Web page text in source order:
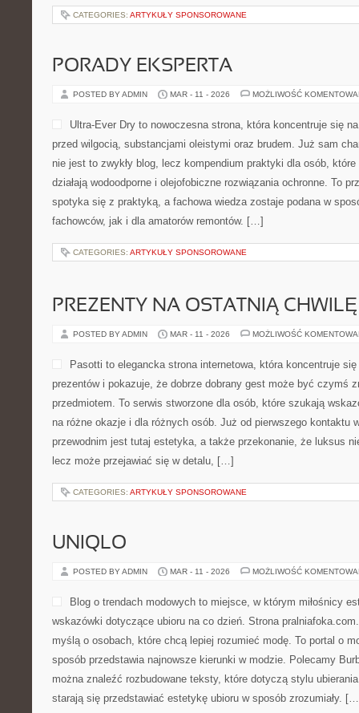
CATEGORIES: ARTYKUŁY SPONSOROWANE
PORADY EKSPERTA
POSTED BY ADMIN MAR - 11 - 2026 MOŻLIWOŚĆ
Ultra-Ever Dry to nowoczesna strona, która koncentruje się na
przed wilgocią, substancjami oleistymi oraz brudem. Już sam
nie jest to zwykły blog, lecz kompendium praktyki dla osób,
działają wodoodporne i olejofobiczne rozwiązania ochronne. To
spotyka się z praktyką, a fachowa wiedza zostaje podana w
fachowców, jak i dla amatorów remontów. […]
CATEGORIES: ARTYKUŁY SPONSOROWANE
PREZENTY NA OSTATNIĄ CHWILĘ
POSTED BY ADMIN MAR - 11 - 2026 MOŻLIWOŚĆ
Pasotti to elegancka strona internetowa, która koncentruje
prezentów i pokazuje, że dobrze dobrany gest może być czymś
przedmiotem. To serwis stworzone dla osób, które szukają
na różne okazje i dla różnych osób. Już od pierwszego kontaktu
przewodnim jest tutaj estetyka, a także przekonanie, że luksus
lecz może przejawiać się w detalu, […]
CATEGORIES: ARTYKUŁY SPONSOROWANE
UNIQLO
POSTED BY ADMIN MAR - 11 - 2026 MOŻLIWOŚĆ
Blog o trendach modowych to miejsce, w którym miłośnicy
wskazówki dotyczące ubioru na co dzień. Strona
myślą o osobach, które chcą lepiej rozumieć modę. To portal o
sposób przedstawia najnowsze kierunki w modzie. Polecamy
można znaleźć rozbudowane teksty, które dotyczą stylu
starają się przedstawiać estetykę ubioru w sposób zrozumiały.